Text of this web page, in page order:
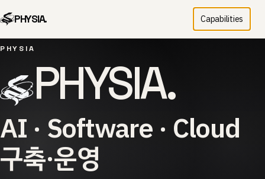
PHYSIA. Capabilities
PHYSIA
PHYSIA.
AI · Software · Cloud
구축·운영